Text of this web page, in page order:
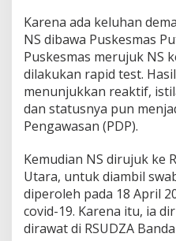
K
a
s
u
s
B
a
r
i
t
e
m
u
k
Karena ada keluhan
NS dibawa Puskesmas
Puskesmas merujuk NS
dilakukan rapid test.
menunjukkan reaktif,
dan statusnya pun
Pengawasan (PDP).
Kemudian NS dirujuk ke
Utara, untuk diambil
diperoleh pada 18 April
covid-19. Karena itu, ia
dirawat di RSUDZA